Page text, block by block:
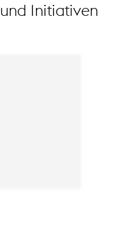
und Initiativen